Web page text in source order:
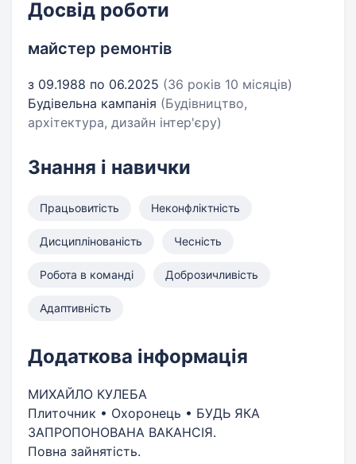
Досвід роботи
майстер ремонтів
з 09.1988 по 06.2025 (36 років 10 місяців)
Будівельна кампанія (Будівництво,
архітектура, дизайн інтер'єру)
Знання і навички
Працьовитість Неконфліктність
Дисциплінованість Чесність
Робота в команді Доброзичливість
Адаптивність
Додаткова інформація
МИХАЙЛО КУЛЕБА
Плиточник • Охоронець • БУДЬ ЯКА
ЗАПРОПОНОВАНА ВАКАНСІЯ.
Повна зайнятість.